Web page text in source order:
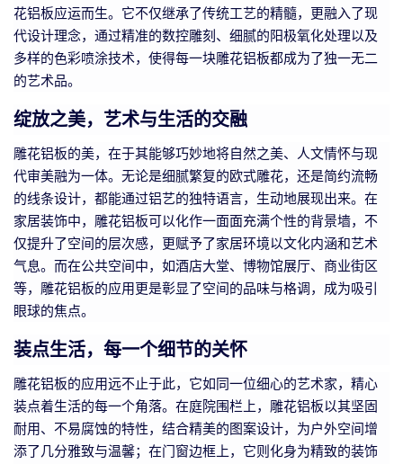
花铝板应运而生。它不仅继承了传统工艺的精髓，更融入了现
代设计理念，通过精准的数控雕刻、细腻的阳极氧化处理以及
多样的色彩喷涂技术，使得每一块雕花铝板都成为了独一无二
的艺术品。
绽放之美，艺术与生活的交融
雕花铝板的美，在于其能够巧妙地将自然之美、人文情怀与现
代审美融为一体。无论是细腻繁复的欧式雕花，还是简约流畅
的线条设计，都能通过铝艺的独特语言，生动地展现出来。在
家居装饰中，雕花铝板可以化作一面面充满个性的背景墙，不
仅提升了空间的层次感，更赋予了家居环境以文化内涵和艺术
气息。而在公共空间中，如酒店大堂、博物馆展厅、商业街区
等，雕花铝板的应用更是彰显了空间的品味与格调，成为吸引
眼球的焦点。
装点生活，每一个细节的关怀
雕花铝板的应用远不止于此，它如同一位细心的艺术家，精心
装点着生活的每一个角落。在庭院围栏上，雕花铝板以其坚固
耐用、不易腐蚀的特性，结合精美的图案设计，为户外空间增
添了几分雅致与温馨；在门窗边框上，它则化身为精致的装饰